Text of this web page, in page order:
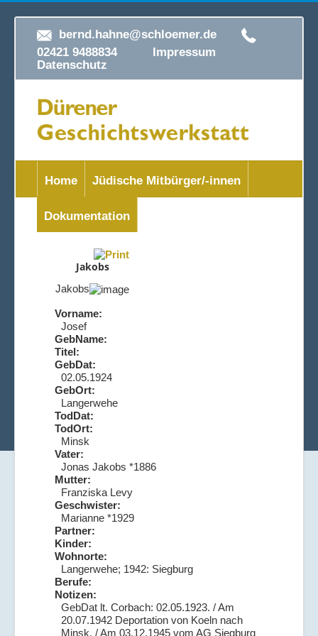
bernd.hahne@schloemer.de
02421 9488834 Impressum
Datenschutz
Home Jüdische Mitbürger/-innen
Dokumentation
Jakobs
Jakobs
Vorname:
Josef
GebName:
Titel:
GebDat:
02.05.1924
GebOrt:
Langerwehe
TodDat:
TodOrt:
Minsk
Vater:
Jonas Jakobs *1886
Mutter:
Franziska Levy
Geschwister:
Marianne *1929
Partner:
Kinder:
Wohnorte:
Langerwehe; 1942: Siegburg
Berufe:
Notizen:
GebDat lt. Corbach: 02.05.1923. / Am
20.07.1942 Deportation von Koeln nach
Minsk. / Am 03.12.1945 vom AG Siegburg